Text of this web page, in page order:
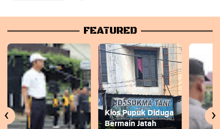
FEATURED
Kios Pupuk Diduga
Bermain Jatah
‹ ›